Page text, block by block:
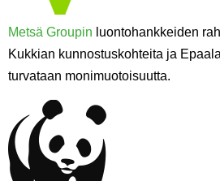
Metsä Groupin luontohankkeiden
Kukkian kunnostuskohteita ja
turvataan monimuotoisuutta.